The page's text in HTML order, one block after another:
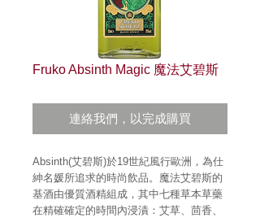
Fruko Absinth Magic 魔法艾碧斯
連絡我們，以完成購買
Absinth(艾碧斯)於19世紀風行歐洲，為仕
紳名媛所追求的時尚飲品。魔法艾碧斯的
基酒由優質酒精組成，其中七種草本草藥
在精確確定的時間內浸漬：艾草、茴香、